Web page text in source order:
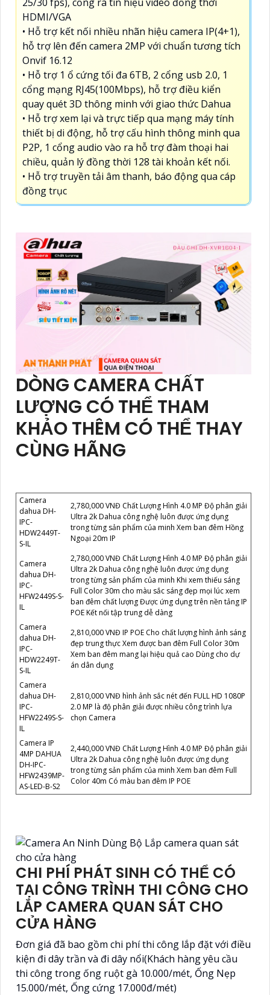
HDMI/VGA
• Hỗ trợ kết nối nhiều nhãn hiệu camera IP(4+1),
hỗ trợ lên đến camera 2MP với chuẩn tương tích
Onvif 16.12
• Hỗ trợ 1 ổ cứng tối đa 6TB, 2 cổng usb 2.0, 1
cổng mạng RJ45(100Mbps), hỗ trợ điều kiển
quay quét 3D thông minh với giao thức Dahua
• Hỗ trợ xem lại và trực tiếp qua mạng máy tính
thiết bị di động, hỗ trợ cấu hình thông minh qua
P2P, 1 cổng audio vào ra hỗ trợ đàm thoại hai
chiều, quản lý đồng thời 128 tài khoản kết nối.
• Hỗ trợ truyền tải âm thanh, báo động qua cáp
đồng trục
DÒNG CAMERA CHẤT
LƯỢNG CÓ THỂ THAM
KHẢO THÊM CÓ THỂ THAY
CÙNG HÃNG
Camera
dahua DH-
IPC-
HDW2449T-
S-IL
2,780,000 VNĐ Chất Lượng Hình 4.0 MP Độ phân giải
Ultra 2k Dahua công nghệ luôn được ứng dụng
trong từng sản phẩm của minh Xem ban đêm Hồng
Ngoại 20m IP
Camera
dahua DH-
IPC-
HFW2449S-S-
IL
2,780,000 VNĐ Chất Lượng Hình 4.0 MP Độ phân giải
Ultra 2k Dahua công nghệ luôn được ứng dụng
trong từng sản phẩm của minh Khi xem thiếu sáng
Full Color 30m cho màu sắc sáng đẹp mọi lúc xem
ban đêm chất lượng Được ứng dụng trên nền tảng IP
POE Kết nối tập trung dễ dàng
Camera
dahua DH-
IPC-
HDW2249T-
S-IL
2,810,000 VNĐ IP POE Cho chất lượng hình ảnh sáng
đẹp trung thực Xem được ban đêm Full Color 30m
Xem ban đêm mang lại hiệu quả cao Dùng cho dự
án dân dụng
Camera
dahua DH-
IPC-
HFW2249S-S-
IL
2,810,000 VNĐ hình ảnh sắc nét đến FULL HD 1080P
2.0 MP là độ phân giải được nhiều công trình lựa
chọn Camera
Camera IP
4MP DAHUA
DH-IPC-
HFW2439MP-
AS-LED-B-S2
2,440,000 VNĐ Chất Lượng Hình 4.0 MP Độ phân giải
Ultra 2k Dahua công nghệ luôn được ứng dụng
trong từng sản phẩm của minh Xem ban đêm Full
Color 40m Có màu ban đêm IP POE
CHI PHÍ PHÁT SINH CÓ THỂ CÓ
TẠI CÔNG TRÌNH THI CÔNG CHO
LẮP CAMERA QUAN SÁT CHO
CỬA HÀNG
Đơn giá đã bao gồm chi phí thi công lắp đặt với điều
kiện đi dây trần và đi dây nổi(Khách hàng yêu cầu
thi công trong ống ruột gà 10.000/mét, Ống Nẹp
15.000/mét, Ống cứng 17.000đ/mét)